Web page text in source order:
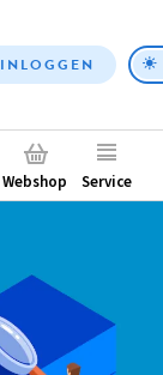
INLOGGEN
Webshop Service